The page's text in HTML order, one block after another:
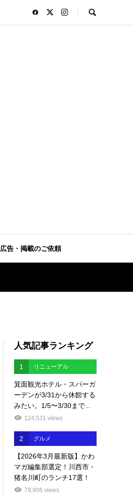
広告・掲載のご依頼
人気記事ランキング
1 リニューアル
箕面観光ホテル・スパーガ
ーデンが3/31から休館する
みたい。1/5〜3/30まで...
124,531 views
2 グルメ
【2026年3月最新版】かわ
マガ編集部選定！川西市・
猪名川町のランチ17選！
79,906 views